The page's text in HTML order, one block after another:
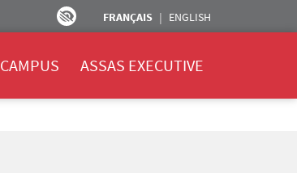
FRANÇAIS ENGLISH
CAMPUS ASSAS EXECUTIVE